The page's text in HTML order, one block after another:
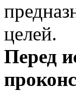
целей.
Перед